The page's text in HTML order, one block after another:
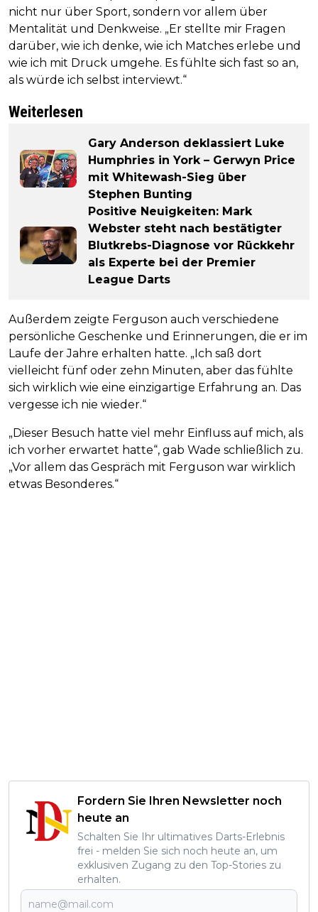
nicht nur über Sport, sondern vor allem über
Mentalität und Denkweise. „Er stellte mir Fragen
darüber, wie ich denke, wie ich Matches erlebe und
wie ich mit Druck umgehe. Es fühlte sich fast so an,
als würde ich selbst interviewt.“
Weiterlesen
Gary Anderson deklassiert Luke
Humphries in York – Gerwyn Price
mit Whitewash-Sieg über
Stephen Bunting
Positive Neuigkeiten: Mark
Webster steht nach bestätigter
Blutkrebs-Diagnose vor Rückkehr
als Experte bei der Premier
League Darts
Außerdem zeigte Ferguson auch verschiedene
persönliche Geschenke und Erinnerungen, die er im
Laufe der Jahre erhalten hatte. „Ich saß dort
vielleicht fünf oder zehn Minuten, aber das fühlte
sich wirklich wie eine einzigartige Erfahrung an. Das
vergesse ich nie wieder.“
„Dieser Besuch hatte viel mehr Einfluss auf mich, als
ich vorher erwartet hatte“, gab Wade schließlich zu.
„Vor allem das Gespräch mit Ferguson war wirklich
etwas Besonderes.“
Fordern Sie Ihren Newsletter noch
heute an
Schalten Sie Ihr ultimatives Darts-Erlebnis
frei - melden Sie sich noch heute an, um
exklusiven Zugang zu den Top-Stories zu
erhalten.